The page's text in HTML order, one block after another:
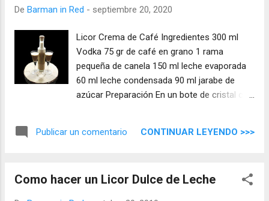
De Barman in Red - septiembre 20, 2020
Licor Crema de Café Ingredientes 300 ml
Vodka 75 gr de café en grano 1 rama
pequeña de canela 150 ml leche evaporada
60 ml leche condensada 90 ml jarabe de
azúcar Preparación En un bote de cristal con
lugar seco y oscuro durante veinte días, sin
filtrar yo utilizo filtros de papel (el que se usa
Publicar un comentario CONTINUAR LEYENDO >>>
Como hacer un Licor Dulce de Leche